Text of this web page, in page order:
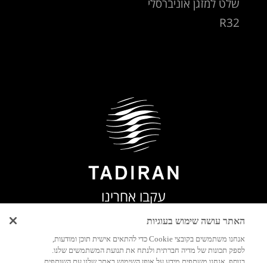
שלט למזגן אוניברסלי
R32
עקבו אחרינו
האתר עושה שימוש בעוגיות
אנחנו משתמשים בקובצי Cookie כדי להתאים אישית תוכן ומודעות,
לספק תכונות של מדיה חברתית ולנתח את תנועת המשתמשים שלנו.